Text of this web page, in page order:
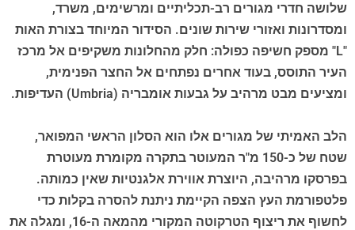
שלושה חדרי מגורים רב-תכליתיים ומרשימים, משרד,
ומסדרונות ואזורי שירות שונים. הסידור המיוחד בצורת האות
"L" מספק חשיפה כפולה: חלק מהחלונות משקיפים אל מרכז
העיר התוסס, בעוד אחרים נפתחים אל החצר הפנימית,
ומציעים מבט מרהיב על גבעות אומבריה (Umbria) העדיפות.
הלב האמיתי של מגורים אלו הוא הסלון הראשי המפואר,
שטח של כ-150 מ"ר המעוטר בתקרה מקומרת מעוטרת
בפרסקו מרהיבה, היוצרת אווירת אלגנטיות שאין כמותה.
פלטפורמת העץ הצפה הקיימת ניתנת להסרה בקלות כדי
לחשוף את ריצוף הטרקוטה המקורי מהמאה ה-16, ומגלה את